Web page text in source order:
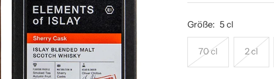
Größe: 5 cl
70 cl 2 cl